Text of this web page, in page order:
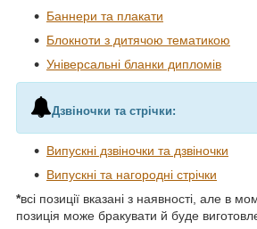
Баннери та плакати
Блокноти з дитячою тематикою
Універсальні бланки дипломів
Дзвіночки та стрічки:
Випускні дзвіночки та дзвіночки
Випускні та нагородні стрічки
*всі позиції вказані з наявності, але в
позиція може бракувати й буде